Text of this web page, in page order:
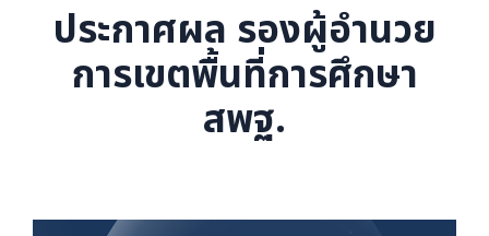
ประกาศผล รองผู้อำนวย
การเขตพื้นที่การศึกษา
สพฐ.